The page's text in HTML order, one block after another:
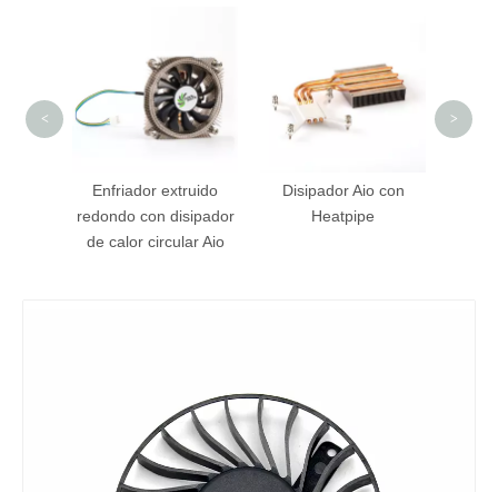
Enfriador extruido
redondo con disipador
de calor circular Aio
Disipador Aio con
Heatpipe
< >